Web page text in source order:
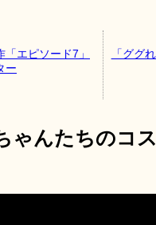
エピソード7」
ー
「ググ
ゃんたちのコ